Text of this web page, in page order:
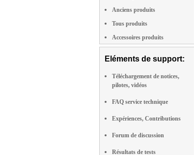
Anciens produits
Tous produits
Accessoires produits
Eléments de support:
Téléchargement de notices,
pilotes, vidéos
FAQ service technique
Expériences, Contributions
Forum de discussion
Résultats de tests